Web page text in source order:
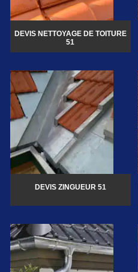
DEVIS NETTOYAGE DE TOITURE
51
DEVIS ZINGUEUR 51